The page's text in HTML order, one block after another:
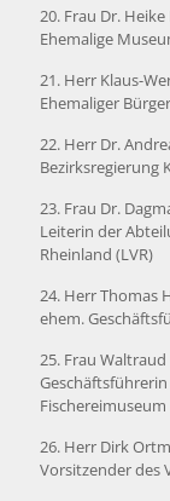
20. Frau Dr.
Ehemalige
21. Herr Klaus-
Ehemaliger
22. Herr Dr.
Bezirksregierung
23. Frau Dr.
Leiterin der
Rheinland (LVR)
24. Herr Thomas
ehem.
25. Frau Waltraud
Fischereimuseum
26. Herr Dirk
Vorsitzender des